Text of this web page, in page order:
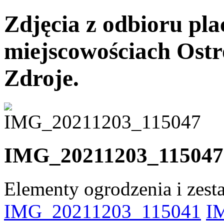
Zdjęcia z odbioru
miejscowościach
Zdroje.
IMG_20211203_115047
Elementy ogrodzenia i
IMG_20211203_115041